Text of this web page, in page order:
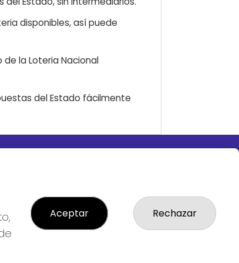
disponibles, así puede
la Loteria Nacional
del Estado fácilmente
Política de Privacidad
Política de Cookies
Condiciones de Compra
Aceptar Rechazar